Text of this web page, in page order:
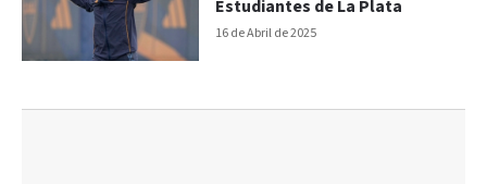
16 de Abril de 2025
Estudiantes de La Plata